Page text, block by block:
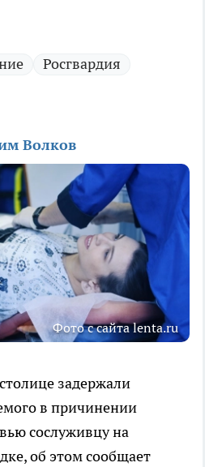
Росгвардия
Волков
Фото с сайта lenta.ru
задержали
в причинении
сослуживцу на
об этом сообщает